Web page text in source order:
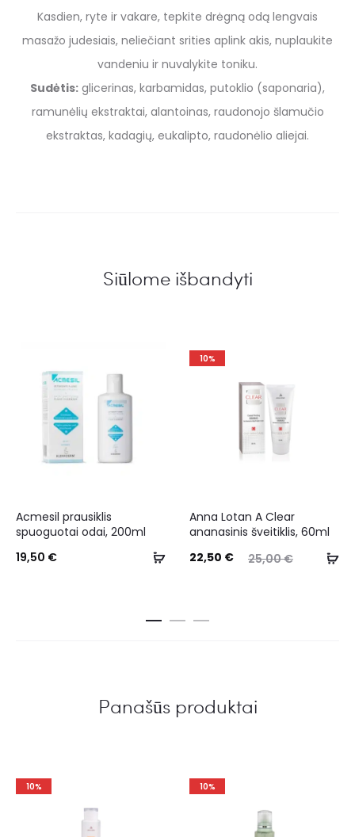
Kasdien, ryte ir vakare, tepkite drėgną odą lengvais
masažo judesiais, neliečiant srities aplink akis, nuplaukite
vandeniu ir nuvalykite toniku.
Sudėtis: glicerinas, karbamidas, putoklio (saponaria),
ramunėlių ekstraktai, alantoinas, raudonojo šlamučio
ekstraktas, kadagių, eukalipto, raudonėlio aliejai.
Siūlome išbandyti
Acmesil prausiklis
spuoguotai odai, 200ml
19,50 €
10%
Anna Lotan A Clear
ananasinis šveitiklis, 60ml
25,00€
22,50 €
Panašūs produktai
10% 10%